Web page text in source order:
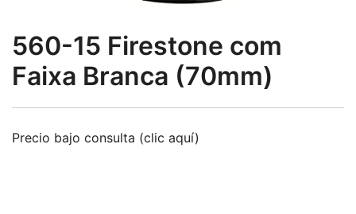
560-15 Firestone com
Faixa Branca (70mm)
Precio bajo consulta (clic aquí)